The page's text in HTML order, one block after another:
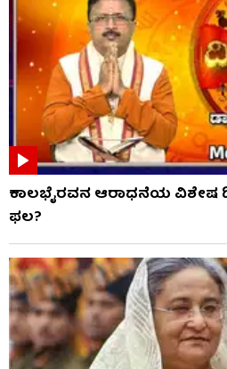
ಕಾಲಭೈರವನ ಆರಾಧನೆಯ ವಿಶೇಷ
ಫಲ?